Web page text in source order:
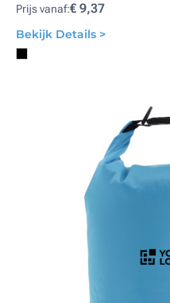
Prijs vanaf:€ 9,37
Bekijk Details >